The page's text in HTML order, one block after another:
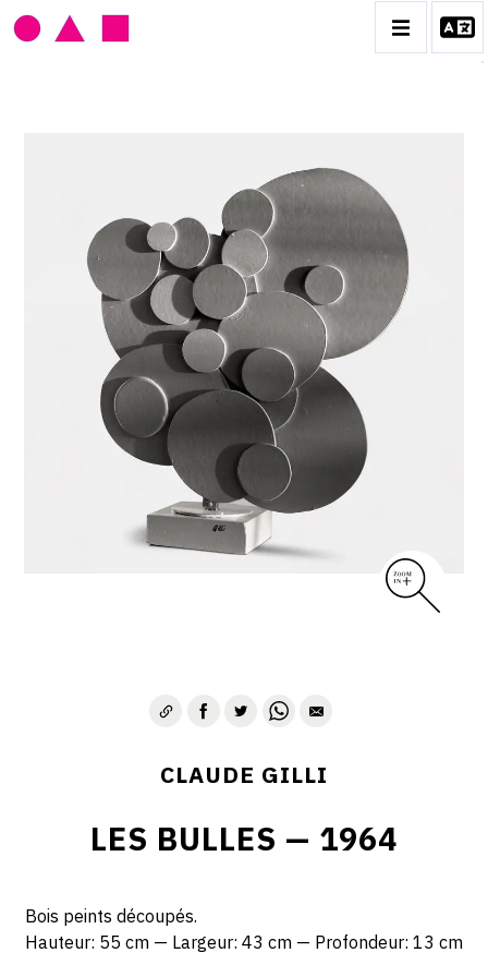
CLAUDE GILLI
BIOGRAPHIE
CATALOGUE DES OEUVRES
LES EX-VOTO
LES OUTILS DU PEINTRE
LES TIRS, CIBLES ET FLIPPERS
PORTRAITS, PAYSAGES ET DÉCOUPAGES
CONTACT
CLAUDE GILLI
LES BULLES — 1964
Bois peints découpés.
Hauteur: 55 cm — Largeur: 43 cm — Profondeur: 13 cm